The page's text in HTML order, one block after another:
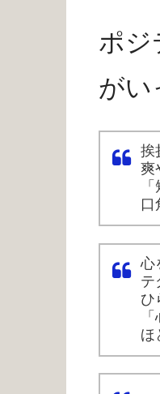
ポジ
がい
挨
爽
口
心
テ
ひ
ほ